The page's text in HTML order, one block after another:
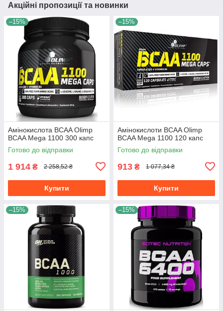
Акційні пропозиції та новинки
–15%
Амінокислота BCAA Olimp
BCAA Mega 1100 300 капс
Готово до відправки
1 914 ₴ 2 258,52 ₴
Купити
–15%
Амінокислоти BCAA Olimp
BCAA Mega 1100 120 капс
Готово до відправки
913 ₴ 1 077,34 ₴
Купити
–15% –15%